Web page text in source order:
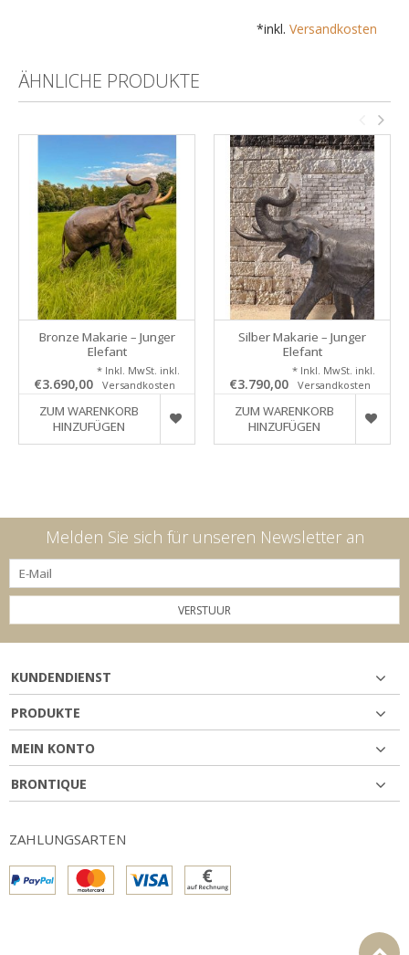
*inkl. Versandkosten
ÄHNLICHE PRODUKTE
Bronze Makarie – Junger
Elefant
€3.690,00
* Inkl. MwSt. inkl.
Versandkosten
ZUM WARENKORB
HINZUFÜGEN
Silber Makarie – Junger
Elefant
€3.790,00
* Inkl. MwSt. inkl.
Versandkosten
ZUM WARENKORB
HINZUFÜGEN
Melden Sie sich für unseren Newsletter an
VERSTUUR
KUNDENDIENST
PRODUKTE
MEIN KONTO
BRONTIQUE
ZAHLUNGSARTEN